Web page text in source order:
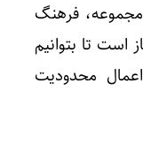
فرهنگ‌
تا بتوانیم
محدودیت